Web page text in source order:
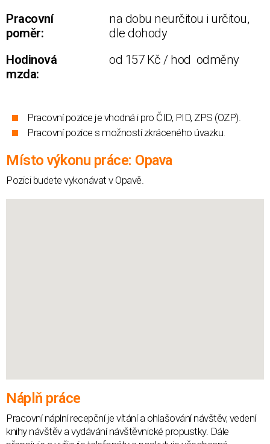
Pracovní
poměr:
na dobu neurčitou i určitou,
dle dohody
Hodinová
mzda:
od 157 Kč / hod odměny
Pracovní pozice je vhodná i pro ČID, PID, ZPS (OZP).
Pracovní pozice s možností zkráceného úvazku.
Místo výkonu práce: Opava
Pozici budete vykonávat v Opavě.
Náplň práce
Pracovní náplní recepční je vítání a ohlašování návštěv, vedení
knihy návštěv a vydávání návštěvnické propustky. Dále